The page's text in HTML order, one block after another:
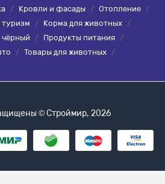
/ Кровли и фасады / Отопление
/
туризм / Корма для животных /
чёрный
/ Продукты питания /
/ Товары для животных /
© Строймир, 2026